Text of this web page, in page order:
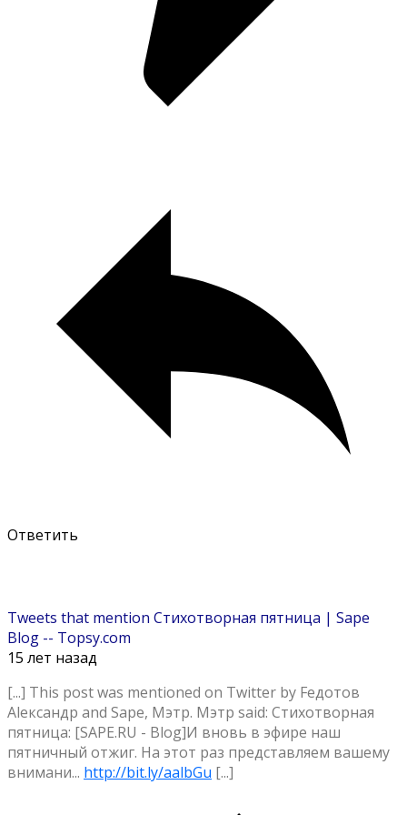
Ответить
Tweets that mention Стихотворная пятница | Sape
Blog -- Topsy.com
15 лет назад
[...] This post was mentioned on Twitter by Feдотов
Alександр and Sape, Мэтр. Мэтр said: Стихотворная
пятница: [SAPE.RU - Blog]И вновь в эфире наш
пятничный отжиг. На этот раз представляем вашему
внимани... http://bit.ly/aalbGu [...]